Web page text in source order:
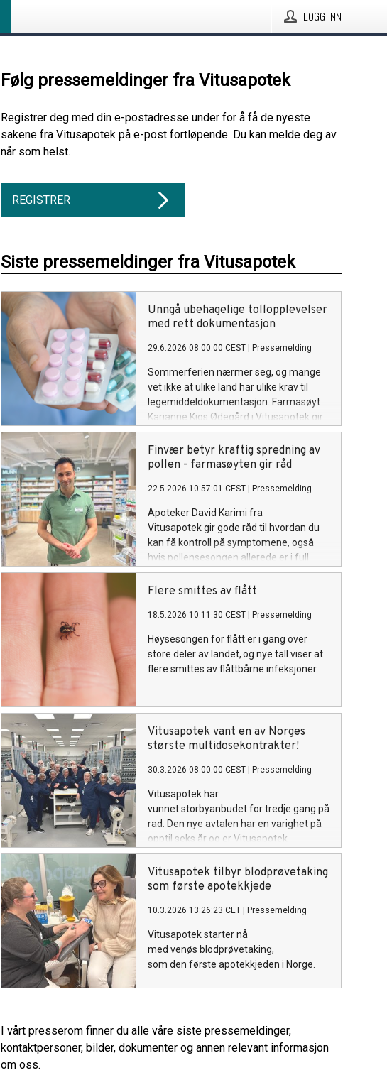
LOGG INN
Følg pressemeldinger fra Vitusapotek
Registrer deg med din e-postadresse under for å få de nyeste
sakene fra Vitusapotek på e-post fortløpende. Du kan melde deg av
når som helst.
REGISTRER
Siste pressemeldinger fra Vitusapotek
Unngå ubehagelige tollopplevelser
med rett dokumentasjon
29.6.2026 08:00:00 CEST Pressemelding
Sommerferien nærmer seg, og mange
vet ikke at ulike land har ulike krav til
legemiddeldokumentasjon. Farmasøyt
Karianne Kjos Ødegård i Vitusapotek gir
sine beste råd for å unngå ubehagelige
opplevelser i tollen.
Finvær betyr kraftig spredning av
pollen - farmasøyten gir råd
22.5.2026 10:57:01 CEST Pressemelding
Apoteker David Karimi fra
Vitusapotek gir gode råd til hvordan du
kan få kontroll på symptomene, også
hvis pollensesongen allerede er i full
gang.
Flere smittes av flått
18.5.2026 10:11:30 CEST Pressemelding
Høysesongen for flått er i gang over
store deler av landet, og nye tall viser at
flere smittes av flåttbårne infeksjoner.
Vitusapotek vant en av Norges
største multidosekontrakter!
30.3.2026 08:00:00 CEST Pressemelding
Vitusapotek har
vunnet storbyanbudet for tredje gang på
rad. Den nye avtalen har en varighet på
opptil seks år og er Vitusapotek
sin største avtale innen multidose og
legemiddelleveranser til kommuner.
Vitusapotek tilbyr blodprøvetaking
som første apotekkjede
10.3.2026 13:26:23 CET Pressemelding
Vitusapotek starter nå
med venøs blodprøvetaking,
som den første apotekkjeden i Norge.
I vårt presserom finner du alle våre siste pressemeldinger,
kontaktpersoner, bilder, dokumenter og annen relevant informasjon
om oss.